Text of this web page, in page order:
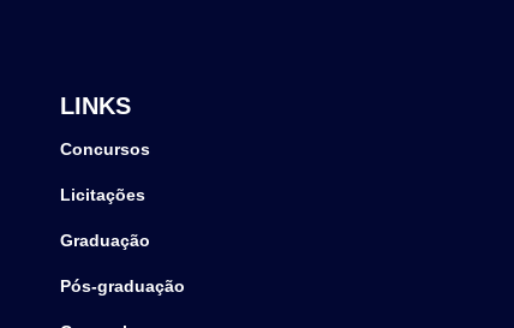
LINKS
Concursos
Licitações
Graduação
Pós-graduação